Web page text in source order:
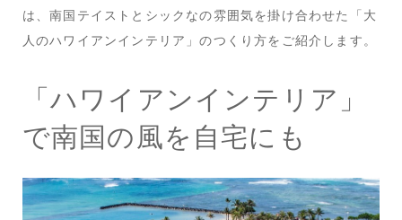
は、南国テイストとシックなの雰囲気を掛け合わせた「大
人のハワイアンインテリア」のつくり方をご紹介します。
「ハワイアンインテリア」
で南国の風を自宅にも